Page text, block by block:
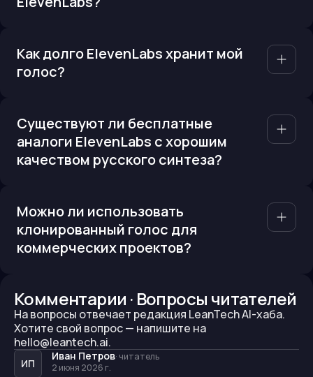
Как долго ElevenLabs хранит мой
голос?
Существуют ли бесплатные
аналоги ElevenLabs с хорошим
качеством русского синтеза?
Можно ли использовать
клонированный голос для
коммерческих проектов?
Комментарии · Вопросы читателей
На вопросы отвечает редакция LeanTech AI-хаба.
Хотите свой вопрос — напишите на
hello@leantech.ai.
ИП
Иван Петров· читатель
2 июня 2026 г.